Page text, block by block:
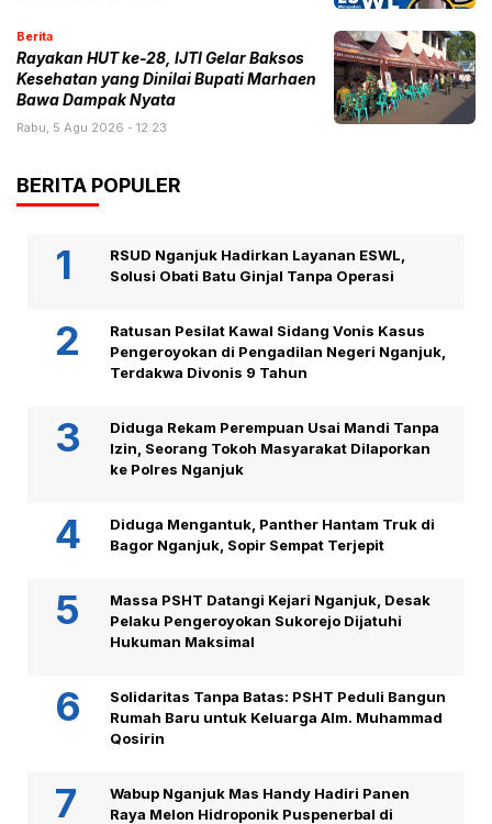
Berita
Rayakan HUT ke-28, IJTI Gelar Baksos
Kesehatan yang Dinilai Bupati Marhaen
Bawa Dampak Nyata
Rabu, 5 Agu 2026 - 12:23
BERITA POPULER
RSUD Nganjuk Hadirkan Layanan ESWL,
Solusi Obati Batu Ginjal Tanpa Operasi
Ratusan Pesilat Kawal Sidang Vonis Kasus
Pengeroyokan di Pengadilan Negeri Nganjuk,
Terdakwa Divonis 9 Tahun
Diduga Rekam Perempuan Usai Mandi Tanpa
Izin, Seorang Tokoh Masyarakat Dilaporkan
ke Polres Nganjuk
Diduga Mengantuk, Panther Hantam Truk di
Bagor Nganjuk, Sopir Sempat Terjepit
Massa PSHT Datangi Kejari Nganjuk, Desak
Pelaku Pengeroyokan Sukorejo Dijatuhi
Hukuman Maksimal
Solidaritas Tanpa Batas: PSHT Peduli Bangun
Rumah Baru untuk Keluarga Alm. Muhammad
Qosirin
Wabup Nganjuk Mas Handy Hadiri Panen
Raya Melon Hidroponik Puspenerbal di